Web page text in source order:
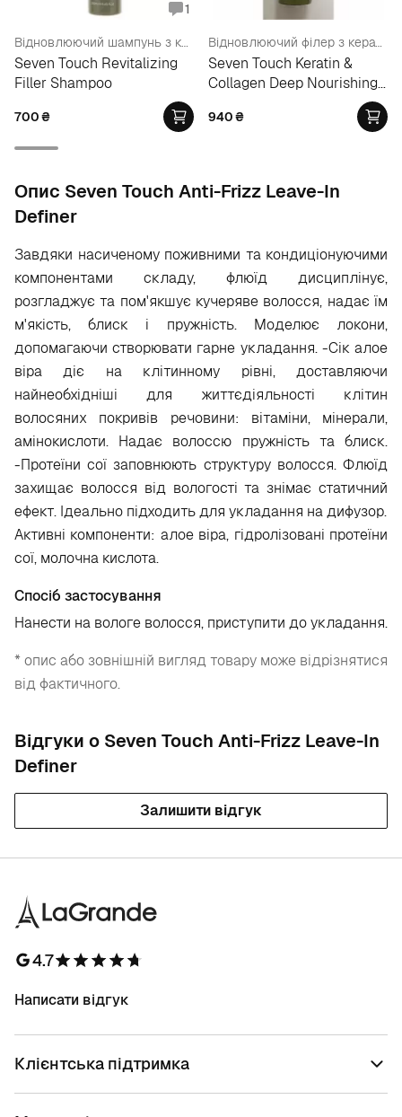
1
Відновлюючий шампунь з кератином та колагеном
Seven Touch Revitalizing
Filler Shampoo
700₴
Відновлюючий філер з кератином та колагеном
Seven Touch Keratin &
Collagen Deep Nourishing
940₴
Опис Seven Touch Anti-Frizz Leave-In
Definer
Завдяки насиченому поживними та кондиціонуючими
компонентами складу, флюїд дисциплінує,
розгладжує та пом'якшує кучеряве волосся, надає їм
м'якість, блиск і пружність. Моделює локони,
допомагаючи створювати гарне укладання. -Сік алое
віра діє на клітинному рівні, доставляючи
найнеобхідніші для життєдіяльності клітин
волосяних покривів речовини: вітаміни, мінерали,
амінокислоти. Надає волоссю пружність та блиск.
-Протеїни сої заповнюють структуру волосся. Флюїд
захищає волосся від вологості та знімає статичний
ефект. Ідеально підходить для укладання на дифузор.
Активні компоненти: алое віра, гідролізовані протеїни
сої, молочна кислота.
Спосіб застосування
Нанести на вологе волосся, приступити до укладання.
* опис або зовнішній вигляд товару може відрізнятися
від фактичного.
Відгуки о Seven Touch Anti-Frizz Leave-In
Definer
Залишити відгук
4.7
Написати відгук
Клієнтська підтримка